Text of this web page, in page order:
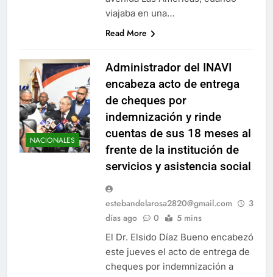
viajaba en una…
Read More
NACIONALES
Administrador del INAVI
encabeza acto de entrega
de cheques por
indemnización y rinde
cuentas de sus 18 meses al
frente de la institución de
servicios y asistencia social
estebandelarosa2820@gmail.com
3
días ago
0 5 mins
El Dr. Elsido Díaz Bueno encabezó
este jueves el acto de entrega de
cheques por indemnización a